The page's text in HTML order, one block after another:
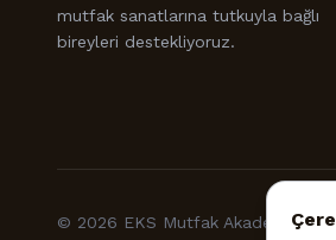
mutfak sanatlarına tutkuyla bağlı
bireyleri destekliyoruz.
© 2026 EKS Mutfak Akademisi. Tüm